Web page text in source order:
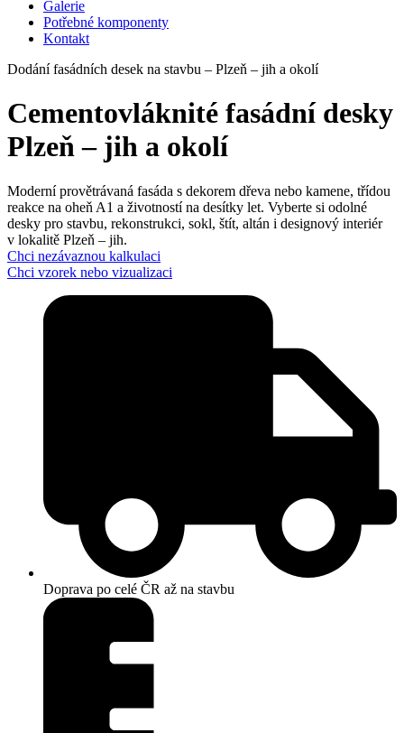
Galerie
Potřebné komponenty
Kontakt
Dodání fasádních desek na stavbu – Plzeň – jih a okolí
Cementovláknité fasádní desky
Plzeň – jih a okolí
Moderní provětrávaná fasáda s dekorem dřeva nebo kamene, třídou
reakce na oheň A1 a životností na desítky let. Vyberte si odolné
desky pro stavbu, rekonstrukci, sokl, štít, altán i designový interiér
v lokalitě Plzeň – jih.
Chci nezávaznou kalkulaci
Chci vzorek nebo vizualizaci
Doprava po celé ČR až na stavbu